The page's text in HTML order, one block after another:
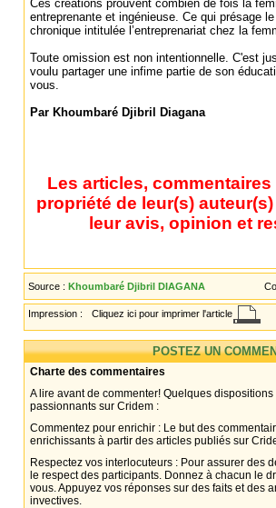
Ces créations prouvent combien de fois la
entreprenante et ingénieuse. Ce qui présage
chronique intitulée l’entreprenariat chez la
Toute omission est non intentionnelle. C'est
voulu partager une infime partie de son
vous.
Par Khoumbaré Djibril Diagana
Les articles,
propriété de leur(s)
leur avis, opinion et
Source : Khoumbaré Djibril DIAGANA
Impression : Cliquez ici pour imprimer l'article
POSTEZ UN
Charte des commentaires
A lire avant de commenter! Quelques
passionnants sur Cridem :
Commentez pour enrichir : Le but des
enrichissants à partir des articles publiés sur
Respectez vos interlocuteurs : Pour assurer des
le respect des participants. Donnez à chacun le
vous. Appuyez vos réponses sur des faits et des
invectives.